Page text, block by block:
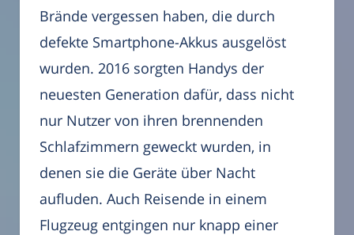
Brände vergessen haben, die durch
defekte Smartphone-Akkus ausgelöst
wurden. 2016 sorgten Handys der
neuesten Generation dafür, dass nicht
nur Nutzer von ihren brennenden
Schlafzimmern geweckt wurden, in
denen sie die Geräte über Nacht
aufluden. Auch Reisende in einem
Flugzeug entgingen nur knapp einer